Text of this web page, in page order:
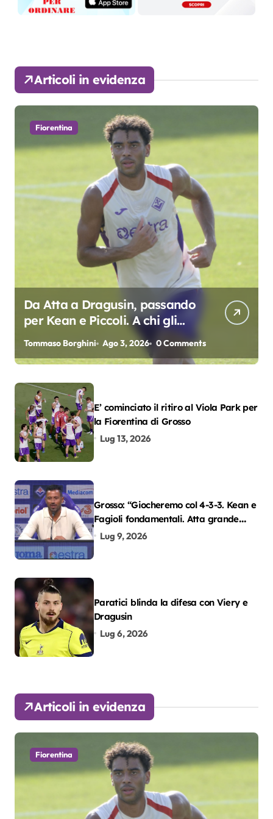
Articoli in evidenza
Fiorentina
Da Atta a Dragusin, passando
per Kean e Piccoli. A chi gli
oscar del precampionato?
Tommaso Borghini Ago 3, 2026 0 Comments
E’ cominciato il ritiro al Viola Park per
la Fiorentina di Grosso
Lug 13, 2026
Grosso: “Giocheremo col 4-3-3. Kean e
Fagioli fondamentali. Atta grande
colpo”
Lug 9, 2026
Paratici blinda la difesa con Viery e
Dragusin
Lug 6, 2026
Articoli in evidenza
Fiorentina